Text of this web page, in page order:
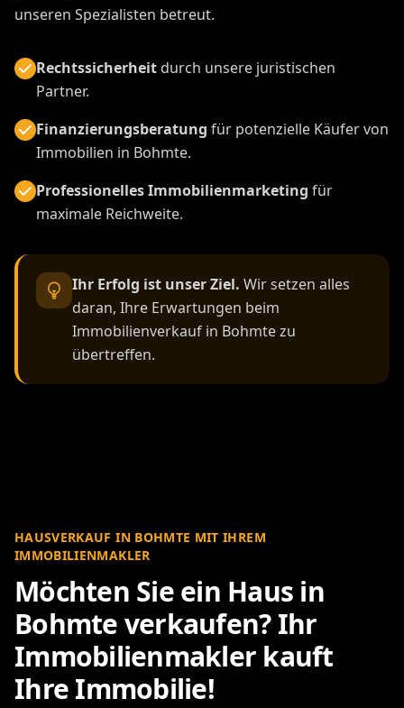
unseren Spezialisten betreut.
Rechtssicherheitdurch unsere juristischen
Partner.
Finanzierungsberatung für potenzielle Käufer von
Immobilien in Bohmte.
Professionelles Immobilienmarketing für
maximale Reichweite.
Ihr Erfolg ist unser Ziel. Wir setzen alles
daran, Ihre Erwartungen beim
Immobilienverkauf in Bohmte zu
übertreffen.
HAUSVERKAUF IN BOHMTE MIT IHREM
IMMOBILIENMAKLER
Möchten Sie ein Haus in
Bohmte verkaufen? Ihr
Immobilienmakler kauft
Ihre Immobilie!